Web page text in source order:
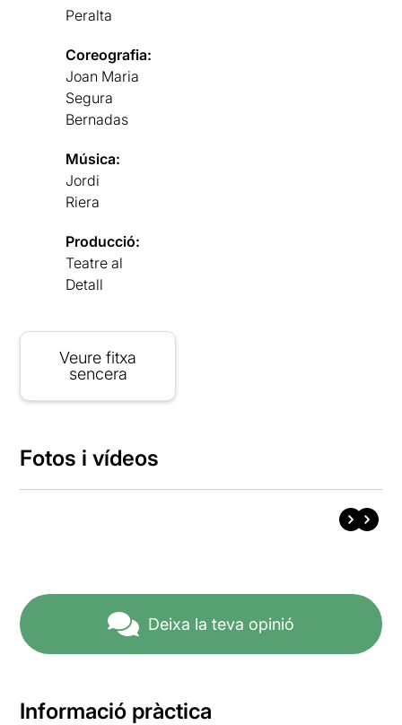
Peralta
Coreografia:
Joan Maria
Segura
Bernadas
Música:
Jordi
Riera
Producció:
Teatre al
Detall
Veure fitxa
sencera
Fotos i vídeos
Deixa la teva opinió
Informació pràctica